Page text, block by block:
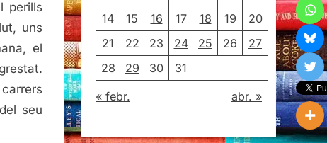
perills
uns
el
seu
14
15 16 17 18 19
20
21
22 23 24 25 26
27
28
29 30 31
« febr. abr. »